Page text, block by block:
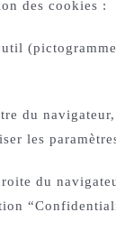
des cookies :
du
les
du